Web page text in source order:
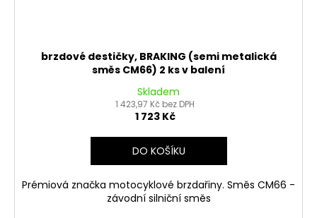
brzdové destičky, BRAKING (semi metalická
směs CM66) 2 ks v balení
Skladem
1 423,97 Kč bez DPH
1 723 Kč
DO KOŠÍKU
Prémiová značka motocyklové brzdařiny. Směs CM66 -
závodní silniční směs